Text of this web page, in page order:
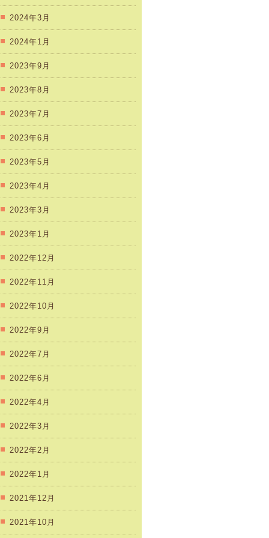
2024年3月
2024年1月
2023年9月
2023年8月
2023年7月
2023年6月
2023年5月
2023年4月
2023年3月
2023年1月
2022年12月
2022年11月
2022年10月
2022年9月
2022年7月
2022年6月
2022年4月
2022年3月
2022年2月
2022年1月
2021年12月
2021年10月